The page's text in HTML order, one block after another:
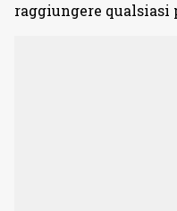
raggiungere qualsiasi